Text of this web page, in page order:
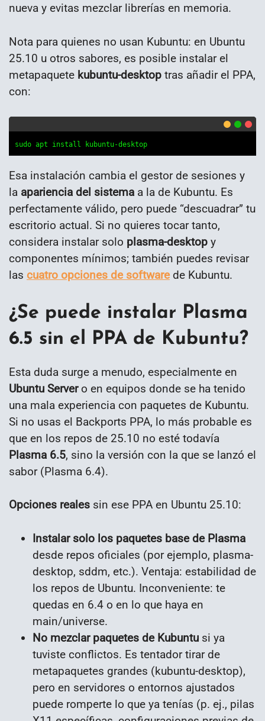
nueva y evitas mezclar librerías en memoria.
Nota para quienes no usan Kubuntu: en Ubuntu
25.10 u otros sabores, es posible instalar el
metapaquete kubuntu-desktop tras añadir el PPA,
con:
sudo apt install kubuntu-desktop
Esa instalación cambia el gestor de sesiones y
la apariencia del sistema a la de Kubuntu. Es
perfectamente válido, pero puede “descuadrar” tu
escritorio actual. Si no quieres tocar tanto,
considera instalar solo plasma-desktop y
componentes mínimos; también puedes revisar
las cuatro opciones de softwarede Kubuntu.
¿Se puede instalar Plasma
6.5 sin el PPA de Kubuntu?
Esta duda surge a menudo, especialmente en
Ubuntu Servero en equipos donde se ha tenido
una mala experiencia con paquetes de Kubuntu.
Si no usas el Backports PPA, lo más probable es
que en los repos de 25.10 no esté todavía
Plasma 6.5, sino la versión con la que se lanzó el
sabor (Plasma 6.4).
Opciones reales sin ese PPA en Ubuntu 25.10:
Instalar solo los paquetes base de Plasma
desde repos oficiales (por ejemplo, plasma-
desktop, sddm, etc.). Ventaja: estabilidad de
los repos de Ubuntu. Inconveniente: te
quedas en 6.4 o en lo que haya en
main/universe.
No mezclar paquetes de Kubuntu si ya
tuviste conflictos. Es tentador tirar de
metapaquetes grandes (kubuntu-desktop),
pero en servidores o entornos ajustados
puede romperte lo que ya tenías (p. ej., pilas